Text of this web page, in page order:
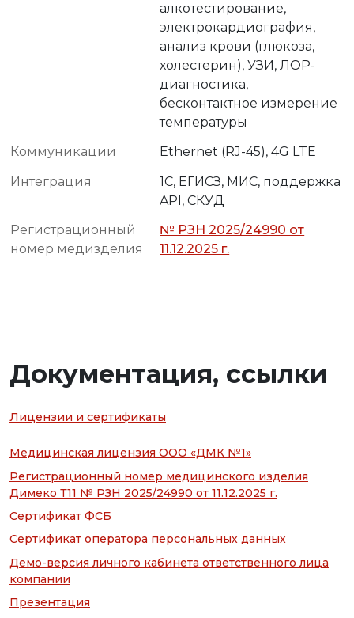
алкотестирование,
электрокардиография,
анализ крови (глюкоза,
холестерин), УЗИ, ЛОР-
диагностика,
бесконтактное измерение
температуры
Коммуникации
Ethernet (RJ-45), 4G LTE
Интеграция
1С, ЕГИСЗ, МИС, поддержка
API, СКУД
Регистрационный
номер медизделия
№ РЗН 2025/24990 от
11.12.2025 г.
Документация, ссылки
Лицензии и сертификаты
Медицинская лицензия ООО «ДМК №1»
Регистрационный номер медицинского изделия
Димеко Т11 № РЗН 2025/24990 от 11.12.2025 г.
Сертификат ФСБ
Сертификат оператора персональных данных
Демо-версия личного кабинета ответственного лица
компании
Презентация